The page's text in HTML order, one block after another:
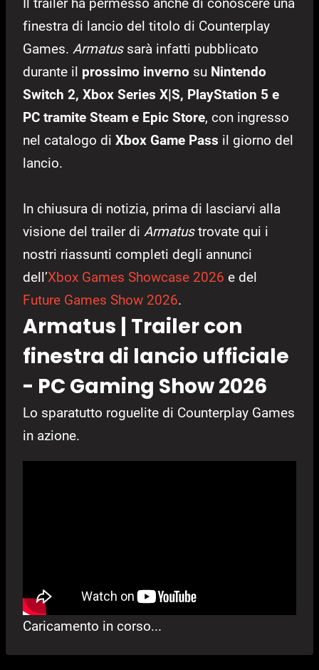
Il trailer ha permesso anche di conoscere una
finestra di lancio del titolo di Counterplay
Games. Armatussarà infatti pubblicato
durante il prossimo inverno su Nintendo
Switch 2, Xbox Series X|S, PlayStation 5 e
PC tramite Steam e Epic Store, con ingresso
nel catalogo di Xbox Game Pass il giorno del
lancio.
In chiusura di notizia, prima di lasciarvi alla
visione del trailer di Armatustrovate qui i
nostri riassunti completi degli annunci
dell’Xbox Games Showcase 2026 e del
Future Games Show 2026.
Armatus | Trailer con
finestra di lancio ufficiale
- PC Gaming Show 2026
Lo sparatutto roguelite di Counterplay Games
in azione.
Caricamento in corso...